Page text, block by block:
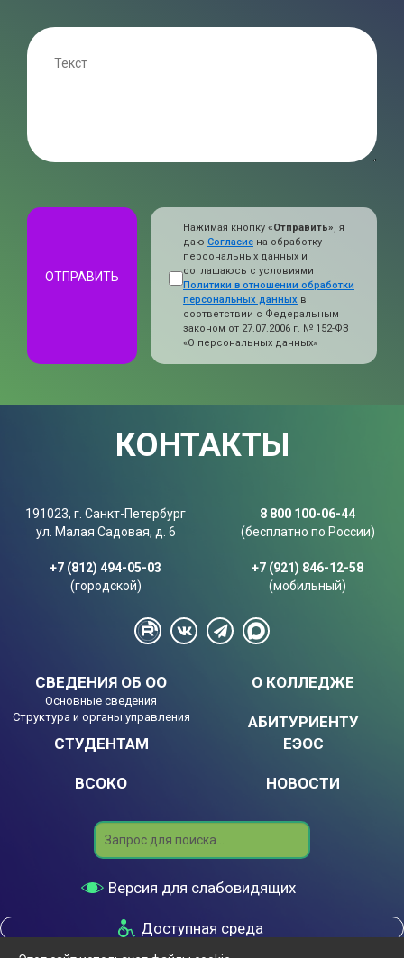
ОТПРАВИТЬ
Нажимая кнопку «Отправить», я
даю Согласие на обработку
персональных данных и
соглашаюсь с условиями
Политики в отношении обработки
персональных данных в
соответствии с Федеральным
законом от 27.07.2006 г. № 152-ФЗ
«О персональных данных»
КОНТАКТЫ
191023, г. Санкт-Петербург
ул. Малая Садовая, д. 6
8 800 100-06-44
(бесплатно по России)
+7 (812) 494-05-03
(городской)
+7 (921) 846-12-58
(мобильный)
СВЕДЕНИЯ ОБ ОО
Основные сведения
Структура и органы управления
О КОЛЛЕДЖЕ
АБИТУРИЕНТУ
СТУДЕНТАМ
ВСОКО
ЕЭОС
НОВОСТИ
Search
Версия для слабовидящих
Доступная среда